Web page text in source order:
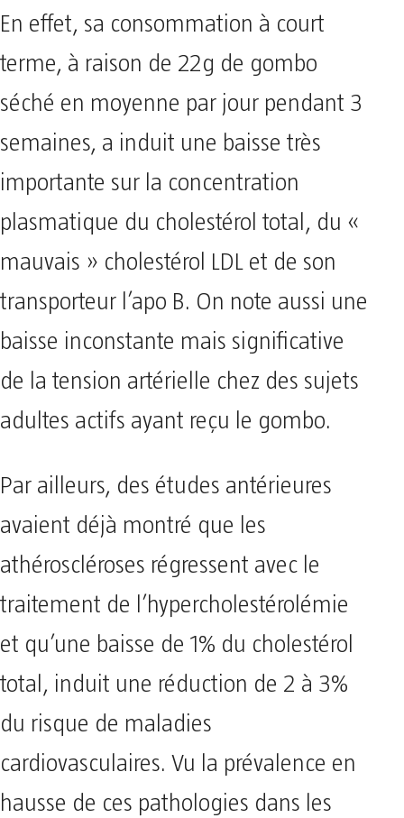
En effet, sa consommation à court
terme, à raison de 22g de gombo
séché en moyenne par jour pendant 3
semaines, a induit une baisse très
importante sur la concentration
plasmatique du cholestérol total, du «
mauvais » cholestérol LDL et de son
transporteur l’apo B. On note aussi une
baisse inconstante mais significative
de la tension artérielle chez des sujets
adultes actifs ayant reçu le gombo.
Par ailleurs, des études antérieures
avaient déjà montré que les
athéroscléroses régressent avec le
traitement de l’hypercholestérolémie
et qu’une baisse de 1% du cholestérol
total, induit une réduction de 2 à 3%
du risque de maladies
cardiovasculaires. Vu la prévalence en
hausse de ces pathologies dans les